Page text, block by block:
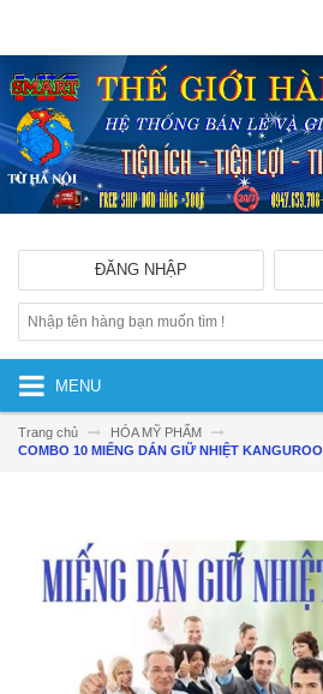
ĐĂNG NHẬP
MENU
Trang chủ
HÓA MỸ PHẨM
COMBO 10 MIẾNG DÁN GIỮ NHIỆT KANGUROO